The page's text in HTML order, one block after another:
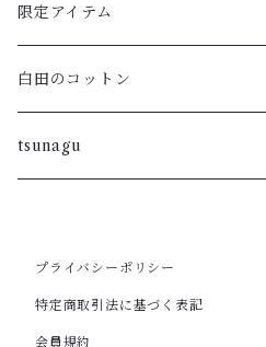
マフラー・ストール
ハイネックプルオーバー・ボーダー
ラウンドカーディガン・ボーダー
ロングカーディガン
ポロニット
ラウンドプルオーバー
重ねVプルオーバー
ワンピース
限定アイテム
Vネックフレンチスリーブ
白田のコットン
ラウンドネックカーディガン
VNプルオーバー
tsunagu
ポートネックチュニック
プライバシーポリシー
特定商取引法に基づく表記
会員規約